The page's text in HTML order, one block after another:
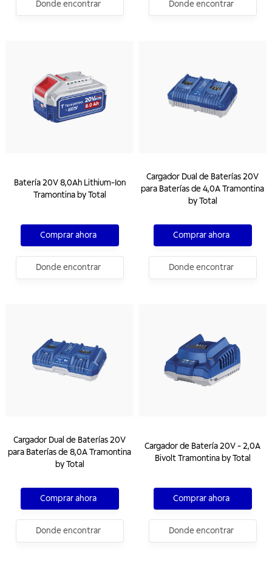
Donde encontrar Donde encontrar
Batería 20V 8,0Ah Lithium-Ion
Tramontina by Total
Comprar ahora
Donde encontrar
Cargador Dual de Baterías 20V
para Baterías de 4,0A Tramontina
by Total
Comprar ahora
Donde encontrar
Cargador Dual de Baterías 20V
para Baterías de 8,0A Tramontina
by Total
Comprar ahora
Donde encontrar
Cargador de Batería 20V - 2,0A
Bivolt Tramontina by Total
Comprar ahora
Donde encontrar